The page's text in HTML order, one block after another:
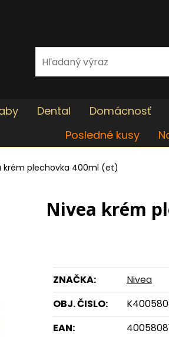
Dental Domácnosť
Posledné kusy
krém plechovka 400ml (et)
Nivea krém
ZNAČKA:
Nivea
OBJ. ČISLO:
EAN: